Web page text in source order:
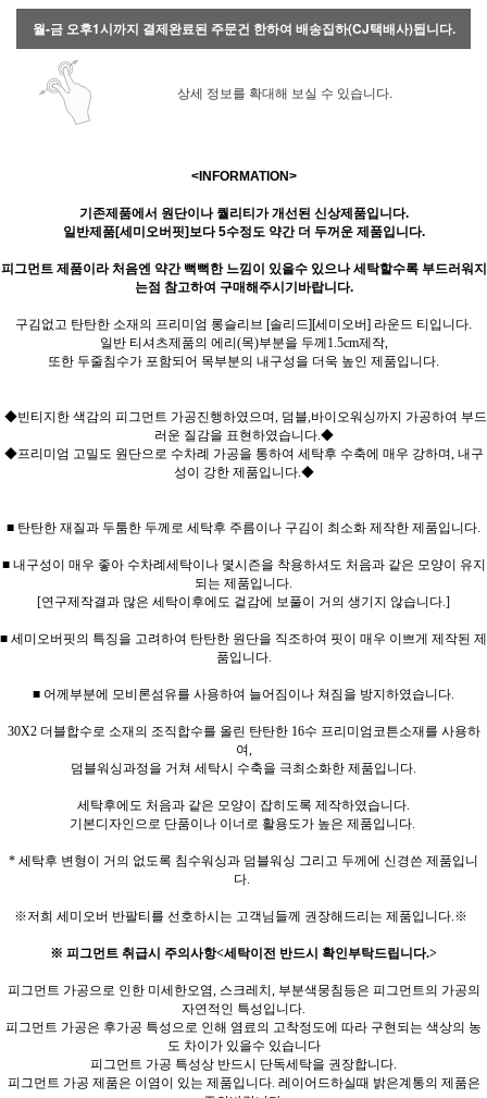
월-금 오후1시까지 결제완료된 주문건 한하여 배송집하(CJ택배사)됩니다.
상세 정보를 확대해 보실 수 있습니다.
<INFORMATION>
기존제품에서 원단이나 퀄리티가 개선된 신상제품입니다.
일반제품[세미오버핏]보다 5수정도 약간 더 두꺼운 제품입니다.
피그먼트 제품이라 처음엔 약간 뻑뻑한 느낌이 있을수 있으나 세탁할수록 부드러워지
는점 참고하여 구매해주시기바랍니다.
구김없고 탄탄한 소재의 프리미엄 롱슬리브 [솔리드][세미오버] 라운드 티입니다.
일반 티셔츠제품의 에리(목)부분을 두께1.5cm제작,
또한 두줄침수가 포함되어 목부분의 내구성을 더욱 높인 제품입니다.
◆빈티지한 색감의 피그먼트 가공진행하였으며, 덤블,바이오워싱까지 가공하여 부드
러운 질감을 표현하였습니다.◆
◆프리미엄 고밀도 원단으로 수차례 가공을 통하여 세탁후 수축에 매우 강하며, 내구
성이 강한 제품입니다.◆
■ 탄탄한 재질과 두툼한 두께로 세탁후 주름이나 구김이 최소화 제작한 제품입니다.
■ 내구성이 매우 좋아 수차례세탁이나 몇시즌을 착용하셔도 처음과 같은 모양이 유지
되는 제품입니다.
[연구제작결과 많은 세탁이후에도 겉감에 보풀이 거의 생기지 않습니다.]
■ 세미오버핏의 특징을 고려하여 탄탄한 원단을 직조하여 핏이 매우 이쁘게 제작된 제
품입니다.
■ 어께부분에 모비론섬유를 사용하여 늘어짐이나 쳐짐을 방지하였습니다.
30X2 더블합수로 소재의 조직합수를 올린 탄탄한 16수 프리미엄코튼소재를 사용하
여,
덤블워싱과정을 거쳐 세탁시 수축을 극최소화한 제품입니다.
세탁후에도 처음과 같은 모양이 잡히도록 제작하였습니다.
기본디자인으로 단품이나 이너로 활용도가 높은 제품입니다.
* 세탁후 변형이 거의 없도록 침수워싱과 덤블워싱 그리고 두께에 신경쓴 제품입니
다.
※저희 세미오버 반팔티를 선호하시는 고객님들께 권장해드리는 제품입니다.※
※ 피그먼트 취급시 주의사항<세탁이전 반드시 확인부탁드립니다.>
피그먼트 가공으로 인한 미세한오염, 스크레치, 부분색뭉침등은 피그먼트의 가공의
자연적인 특성입니다.
피그먼트 가공은 후가공 특성으로 인해 염료의 고착정도에 따라 구현되는 색상의 농
도 차이가 있을수 있습니다
피그먼트 가공 특성상 반드시 단독세탁을 권장합니다.
피그먼트 가공 제품은 이염이 있는 제품입니다. 레이어드하실때 밝은계통의 제품은